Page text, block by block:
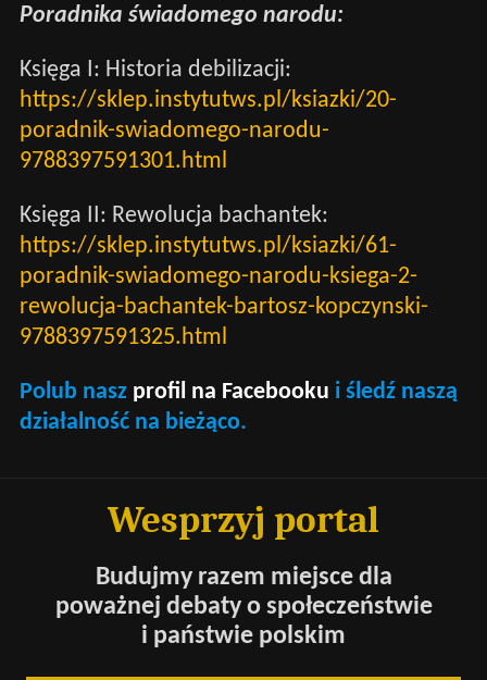
Poradnika świadomego narodu:
Księga I: Historia debilizacji:
https://sklep.instytutws.pl/ksiazki/20-
poradnik-swiadomego-narodu-
9788397591301.html
Księga II: Rewolucja bachantek:
https://sklep.instytutws.pl/ksiazki/61-
poradnik-swiadomego-narodu-ksiega-2-
rewolucja-bachantek-bartosz-kopczynski-
9788397591325.html
Polub nasz profil na Facebooku i śledź naszą
działalność na bieżąco.
Wesprzyj portal
Budujmy razem miejsce dla
poważnej debaty o społeczeństwie
i państwie polskim